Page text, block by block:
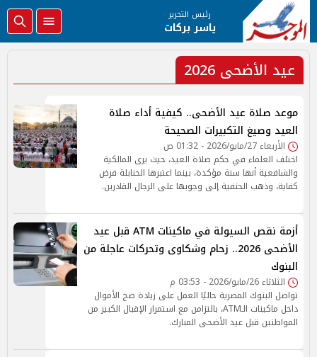
رئيس التحرير
ياسر بركات
عيد الأضحى 2026
موعد صلاة عيد الأضحى.. كيفية أداء صلاة
العيد وصيغ التكبيرات الصحيحة
الأربعاء 27/مايو/2026 - 01:32 ص
اختلف العلماء في حكم صلاة العيد، حيث يرى المالكية
والشافعية أنها سنة مؤكدة، بينما اعتبرها الحنابلة فرض
كفاية، وذهب الحنفية إلى وجوبها على الرجال القادرين.
أزمة نقص السيولة في ماكينات ATM قبل عيد
الأضحى 2026.. زحام وشكاوى وتحركات عاجلة من
البنوك
الثلاثاء 26/مايو/2026 - 03:53 م
تواصل البنوك المصرية حاليًا العمل على زيادة ضخ الأموال
داخل ماكينات الـATM، بالتزامن مع استمرار الإقبال الكبير من
المواطنين قبل عيد الأضحى المبارك.